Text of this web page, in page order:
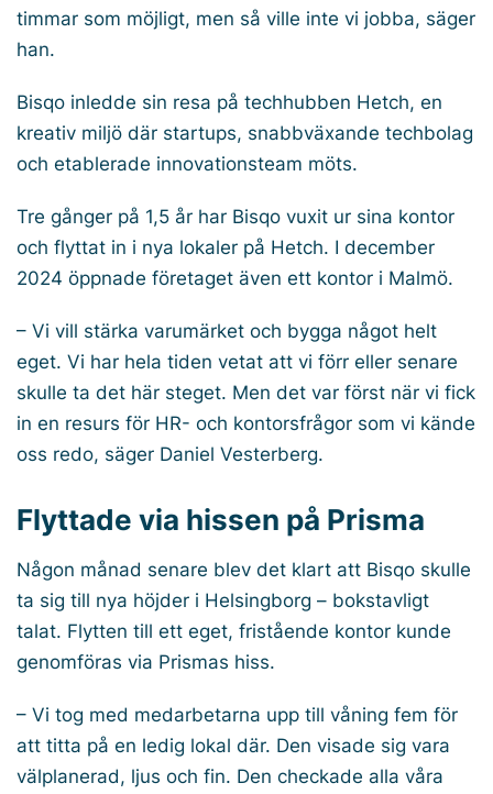
timmar som möjligt, men så ville inte vi jobba, säger
han.
Bisqo inledde sin resa på techhubben Hetch, en
kreativ miljö där startups, snabbväxande techbolag
och etablerade innovationsteam möts.
Tre gånger på 1,5 år har Bisqo vuxit ur sina kontor
och flyttat in i nya lokaler på Hetch. I december
2024 öppnade företaget även ett kontor i Malmö.
– Vi vill stärka varumärket och bygga något helt
eget. Vi har hela tiden vetat att vi förr eller senare
skulle ta det här steget. Men det var först när vi fick
in en resurs för HR- och kontorsfrågor som vi kände
oss redo, säger Daniel Vesterberg.
Flyttade via hissen på Prisma
Någon månad senare blev det klart att Bisqo skulle
ta sig till nya höjder i Helsingborg – bokstavligt
talat. Flytten till ett eget, fristående kontor kunde
genomföras via Prismas hiss.
– Vi tog med medarbetarna upp till våning fem för
att titta på en ledig lokal där. Den visade sig vara
välplanerad, ljus och fin. Den checkade alla våra